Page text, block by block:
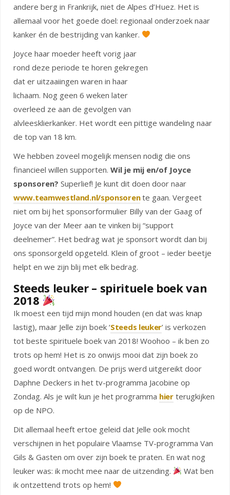
andere berg in Frankrijk, niet de Alpes d’Huez. Het is
allemaal voor het goede doel: regionaal onderzoek naar
kanker én de bestrijding van kanker.
Joyce haar moeder heeft vorig jaar
rond deze periode te horen gekregen
dat er uitzaaiingen waren in haar
lichaam. Nog geen 6 weken later
overleed ze aan de gevolgen van
alvleesklierkanker. Het wordt een pittige wandeling naar
de top van 18 km.
We hebben zoveel mogelijk mensen nodig die ons
financieel willen supporten. Wil je mij en/of Joyce
sponsoren? Superlief! Je kunt dit doen door naar
www.teamwestland.nl/sponsorente gaan. Vergeet
niet om bij het sponsorformulier Billy van der Gaag of
Joyce van der Meer aan te vinken bij “support
deelnemer”. Het bedrag wat je sponsort wordt dan bij
ons sponsorgeld opgeteld. Klein of groot – ieder beetje
helpt en we zijn blij met elk bedrag.
Steeds leuker – spirituele boek van
2018
Ik moest een tijd mijn mond houden (en dat was knap
lastig), maar Jelle zijn boek ‘Steeds leuker’ is verkozen
tot beste spirituele boek van 2018! Woohoo – ik ben zo
trots op hem! Het is zo onwijs mooi dat zijn boek zo
goed wordt ontvangen. De prijs werd uitgereikt door
Daphne Deckers in het tv-programma Jacobine op
Zondag. Als je wilt kun je het programma hierterugkijken
op de NPO.
Dit allemaal heeft ertoe geleid dat Jelle ook mocht
verschijnen in het populaire Vlaamse TV-programma Van
Gils & Gasten om over zijn boek te praten. En wat nog
leuker was: ik mocht mee naar de uitzending.
Wat ben
ik ontzettend trots op hem!